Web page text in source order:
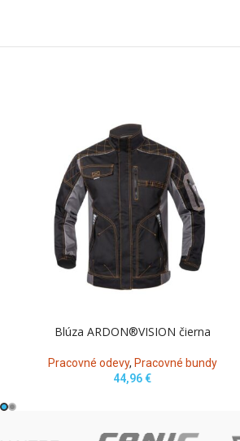
Blúza ARDON®VISION čierna
Pracovné odevy, Pracovné bundy
44,96€